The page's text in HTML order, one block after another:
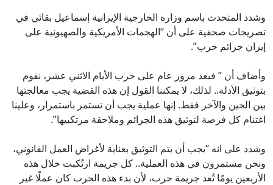
وشدد المتحدث باسم وزارة الخارجية الإيرانية إسماعيل بقائي في
تصريحات صحفية على أن “الهجمات الأمريكية والصهيونية على
إيران جرائم حرب”.
وأضاف أن ” فبعد مرور عام على حرب الأيام الاثني عشر، نقوم
بتوثيق الأدلة.. لذلك، لا يمكننا القول إن هذه القضية يجب معالجتها
بين الحين والآخر فقط. إنها عملية يجب أن تستمر باستمرار، وعلينا
اغتنام كل فرصة لتوثيق هذه الجرائم وملاحقة مرتكبيها”.
وشدد على انه “يجب أن يتم التوثيق بعناية لأغراض العمل القانوني،
ونحن مستمرون في هذه العملية.. كل جريمة ارتُكبت خلال هذه
الأربعين يومًا تُعد جريمة حرب، لأن بدء هذه الحرب كان عملًا غير